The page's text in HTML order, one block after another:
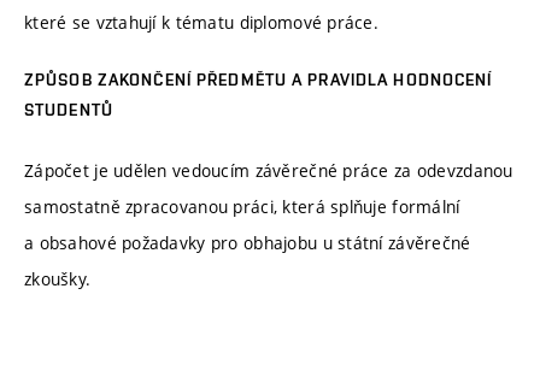
které se vztahují k tématu diplomové práce.
ZPŮSOB ZAKONČENÍ PŘEDMĚTU A PRAVIDLA HODNOCENÍ
STUDENTŮ
Zápočet je udělen vedoucím závěrečné práce za odevzdanou
samostatně zpracovanou práci, která splňuje formální
a obsahové požadavky pro obhajobu u státní závěrečné
zkoušky.